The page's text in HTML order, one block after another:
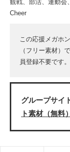
観戦、部活、運動会
Cheer
この応援メガホ
（フリー素材）
員登録不要です
グループサイ
ト素材（無料）